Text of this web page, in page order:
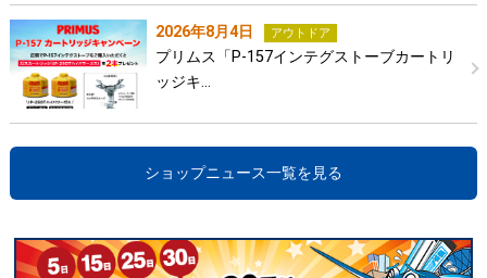
2026年8月4日 アウトドア
プリムス「P-157インテグストーブカートリ
ッジキ…
ショップニュース一覧を見る